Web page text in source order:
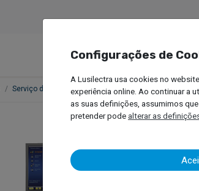
Serviço de Pneus Veículos Ligeiros Máquina de
Configurações de
A Lusilectra usa cookies no
experiência online. Ao continuar a
as suas definições, assumimos
pretender podealterar as